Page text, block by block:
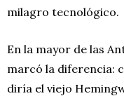
milagro tecnológico.
En la mayor de las
marcó la diferencia:
diría el viejo